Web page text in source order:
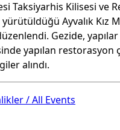
Taksiyarhis Kilisesi ve
yürütüldüğü Ayvalık Kız
Gezide, yapılar
yapılan restorasyon
alındı.
/ All Events